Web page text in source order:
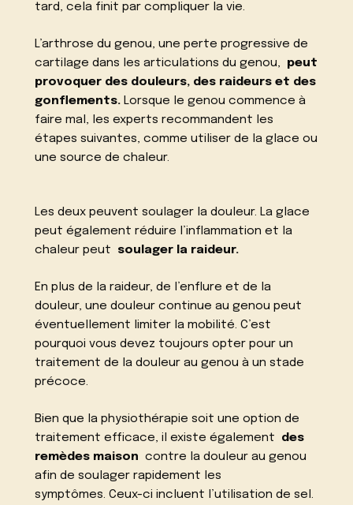
tard, cela finit par compliquer la vie.
L’arthrose du genou, une perte progressive de
cartilage dans les articulations du genou,
peut
provoquer des douleurs, des raideurs et des
gonflements. Lorsque le genou commence à
faire mal, les experts recommandent les
étapes suivantes, comme utiliser de la glace ou
une source de chaleur.
Les deux peuvent soulager la douleur. La glace
peut également réduire l’inflammation et la
chaleur peut
soulager la raideur.
En plus de la raideur, de l’enflure et de la
douleur, une douleur continue au genou peut
éventuellement limiter la mobilité. C’est
pourquoi vous devez toujours opter pour un
traitement de la douleur au genou à un stade
précoce.
Bien que la physiothérapie soit une option de
traitement efficace, il existe également des
remèdes maison contre la douleur au genou
afin de soulager rapidement les
symptômes. Ceux-ci incluent l’utilisation de sel.